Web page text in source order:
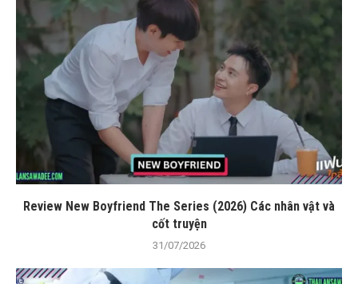
Review New Boyfriend The Series (2026) Các nhân vật và
cốt truyện
31/07/2026